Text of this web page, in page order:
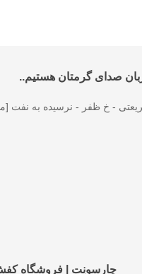
صدای گرمتان هستیم..
- خ ظفر - نرسیده به نفت
چارسونِت | فروشگاه